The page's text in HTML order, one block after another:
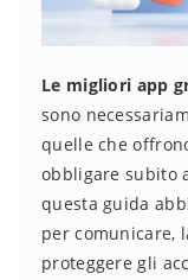
Le migliori app
sono
quelle che
obbligare subito
questa guida
per comunicare,
proteggere gli